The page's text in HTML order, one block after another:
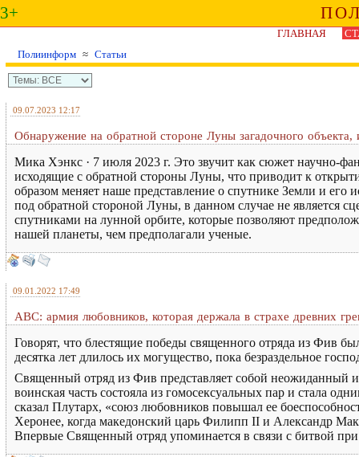
3+
ГЛАВНАЯ
Полиинформ ≈ Статьи
09.07.2023 12:17
Обнаружение на обратной стороне Луны загадочного объекта,
Мика Хэнкс · 7 июля 2023 г. Это звучит как сюжет научно-
исходящие с обратной стороны Луны, что приводит к
образом меняет наше представление о спутнике Земли и
под обратной стороной Луны, в данном случае не является
спутниками на лунной орбите, которые позволяют
нашей планеты, чем предполагали ученые.
09.01.2022 17:49
ABC: армия любовников, которая держала в страхе древних
Говорят, что блестящие победы священного отряда из Фив
десятка лет длилось их могущество, пока безраздельное
Священный отряд из Фив представляет собой неожиданный
воинская часть состояла из гомосексуальных пар и стала
сказал Плутарх, «союз любовников повышал ее
Херонее, когда македонский царь Филипп II и Александр
Впервые Священный отряд упоминается в связи с битвой